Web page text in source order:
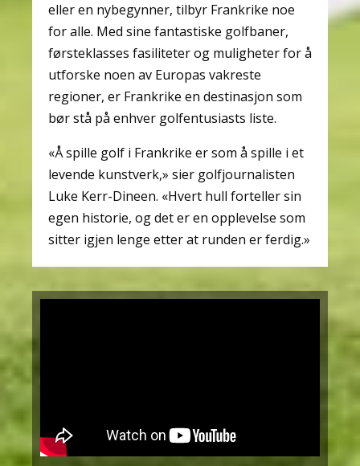
eller en nybegynner, tilbyr Frankrike noe
for alle. Med sine fantastiske golfbaner,
førsteklasses fasiliteter og muligheter for å
utforske noen av Europas vakreste
regioner, er Frankrike en destinasjon som
bør stå på enhver golfentusiasts liste.
«Å spille golf i Frankrike er som å spille i et
levende kunstverk,» sier golfjournalisten
Luke Kerr-Dineen. «Hvert hull forteller sin
egen historie, og det er en opplevelse som
sitter igjen lenge etter at runden er ferdig.»